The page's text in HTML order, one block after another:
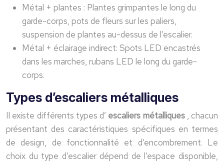
Métal + plantes : Plantes grimpantes le long du
garde-corps, pots de fleurs sur les paliers,
suspension de plantes au-dessus de l’escalier.
Métal + éclairage indirect: Spots LED encastrés
dans les marches, rubans LED le long du garde-
corps.
Types d’escaliers métalliques
Il existe différents types d’ escaliers métalliques , chacun
présentant des caractéristiques spécifiques en termes
de design, de fonctionnalité et d’encombrement. Le
choix du type d’escalier dépend de l’espace disponible,